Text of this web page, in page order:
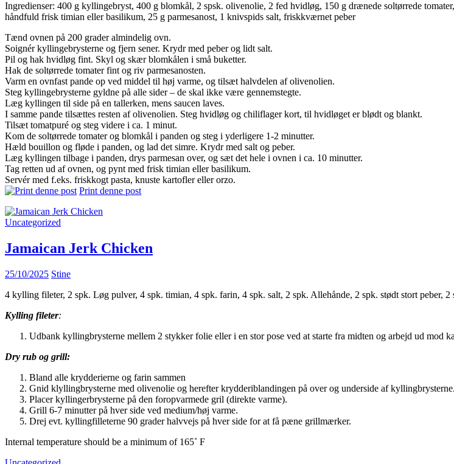
Ingredienser: 400 g kyllingebryst, 400 g blomkål, 2 spsk. olivenolie, 2 fed hvidløg, 150 g drænede soltørrede
håndfuld frisk timian eller basilikum, 25 g parmesanost, 1 knivspids salt, friskkværnet peber
Tænd ovnen på 200 grader almindelig ovn.
Soignér kyllingebrysterne og fjern sener. Krydr med peber og lidt salt.
Pil og hak hvidløg fint. Skyl og skær blomkålen i små buketter.
Hak de soltørrede tomater fint og riv parmesanosten.
Varm en ovnfast pande op ved middel til høj varme, og tilsæt halvdelen af olivenolien.
Steg kyllingebrysterne gyldne på alle sider – de skal ikke være gennemstegte.
Læg kyllingen til side på en tallerken, mens saucen laves.
I samme pande tilsættes resten af olivenolien. Steg hvidløg og chiliflager kort, til hvidløget er blødt og blankt.
Tilsæt tomatpuré og steg videre i ca. 1 minut.
Kom de soltørrede tomater og blomkål i panden og steg i yderligere 1-2 minutter.
Hæld bouillon og fløde i panden, og lad det simre. Krydr med salt og peber.
Læg kyllingen tilbage i panden, drys parmesan over, og sæt det hele i ovnen i ca. 10 minutter.
Tag retten ud af ovnen, og pynt med frisk timian eller basilikum.
Servér med f.eks. friskkogt pasta, knuste kartofler eller orzo.
Print denne post
Uncategorized
Jamaican Jerk Chicken
25/10/2025 Stine
4 kylling fileter, 2 spk. Løg pulver, 4 spk. timian, 4 spk. farin, 4 spk. salt, 2 spk. Allehånde, 2 spk. stødt stort peber,
Kylling fileter:
Udbank kyllingbrysterne mellem 2 stykker folie eller i en stor pose ved at starte fra midten og arbejd ud mod
Dry rub og grill:
Bland alle krydderierne og farin sammen
Gnid klyllingbrysterne med olivenolie og herefter krydderiblandingen på over og underside af kyllingbrysterne.
Placer kyllingerbrysterne på den foropvarmede gril (direkte varme).
Grill 6-7 minutter på hver side ved medium/høj varme.
Drej evt. kyllingfilleterne 90 grader halvvejs på hver side for at få pæne grillmærker.
Internal temperature should be a minimum of 165˚ F